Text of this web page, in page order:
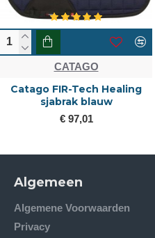
CATAGO
Catago FIR-Tech Healing
sjabrak blauw
€ 97,01
Algemeen
Algemene Voorwaarden
Privacy